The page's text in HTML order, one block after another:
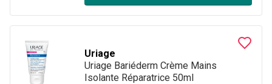
Uriage
Uriage Bariéderm Crème Mains
Isolante Réparatrice 50ml